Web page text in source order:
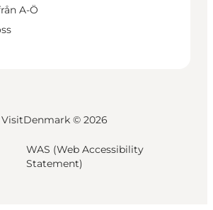
A-Ö
VisitDenmark © 2026
WAS (Web Accessibility
Statement)